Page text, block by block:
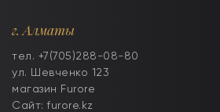
г. Алматы
тел. +7(705)288-08-80
ул. Шевченко 123
магазин Furore
Сайт: furore.kz